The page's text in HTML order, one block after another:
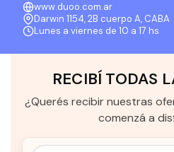
www.duoo.com.ar
Darwin 1154, 2B cuerpo A, CABA
Lunes a viernes de 10 a 17 hs
RECIBÍ TODAS
¿Querés recibir nuestras
comenzá a